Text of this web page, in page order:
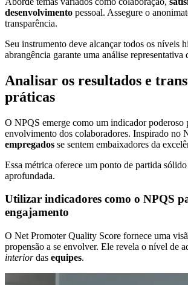
desenvolvimento pessoal. Assegure o
transparência.
Seu instrumento deve alcançar todos os níveis
abrangência garante uma análise representativa
Analisar os resultados e
práticas
O NPQS emerge como um indicador poderoso
envolvimento dos colaboradores. Inspirado no
empregados se sentem embaixadores da
Essa métrica oferece um ponto de partida
aprofundada.
Utilizar indicadores como o NPQS
engajamento
O Net Promoter Quality Score fornece uma
propensão a se envolver. Ele revela o nível de
interiordas equipes.